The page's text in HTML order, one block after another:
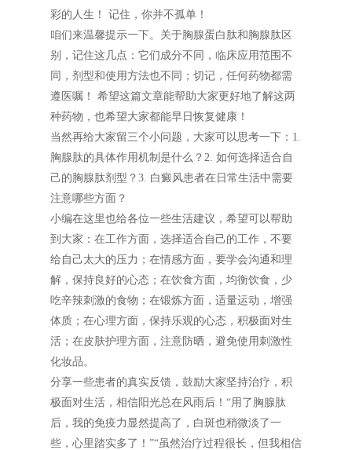
彩的人生！ 记住，你并不孤单！
咱们来温馨提示一下。关于胸腺蛋白肽和胸腺肽区
别，记住这几点：它们成分不同，临床应用范围不
同，剂型和使用方法也不同；切记，任何药物都需
遵医嘱！ 希望这篇文章能帮助大家更好地了解这两
种药物，也希望大家都能早日恢复健康！
当然再给大家留三个小问题，大家可以思考一下：1.
胸腺肽的具体作用机制是什么？2. 如何选择适合自
己的胸腺肽剂型？3. 白癜风患者在日常生活中需要
注意哪些方面？
小编在这里也给各位一些生活建议，希望可以帮助
到大家：在工作方面，选择适合自己的工作，不要
给自己太大的压力；在情感方面，要学会沟通和理
解，保持良好的心态；在饮食方面，均衡饮食，少
吃辛辣刺激的食物；在锻炼方面，适量运动，增强
体质；在心理方面，保持乐观的心态，积极面对生
活；在皮肤护理方面，注意防晒，避免使用刺激性
化妆品。
分享一些患者的真实反馈，鼓励大家坚持治疗，积
极面对生活，相信阳光总在风雨后！“用了胸腺肽
后，我的免疫力显然提高了，白斑也稍微淡了一
些，心里踏实多了！”“虽然治疗过程很长，但我相信